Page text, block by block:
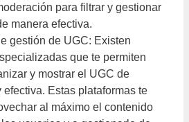
para filtrar y gestionar
manera efectiva.
gestión de UGC: Existen
que te permiten
y mostrar el UGC de
efectiva. Estas plataformas te
al máximo el contenido